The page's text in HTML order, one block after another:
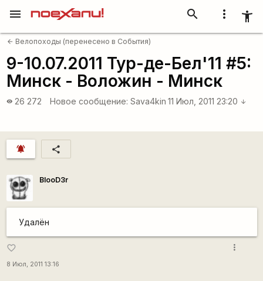
more_vert accessibility_new
search
menu
arrow_back Велопоходы (перенесено в События)
9-10.07.2011 Тур-де-Бел'11 #5:
Минск - Воложин - Минск
visibility 26 272 Новое сообщение: Sava4kin 11 Июл, 2011 23:20 arrow_downward
notifications_active share
BlooD3r
Удалён
favorite_border
8 Июл, 2011 13:16
more_vert